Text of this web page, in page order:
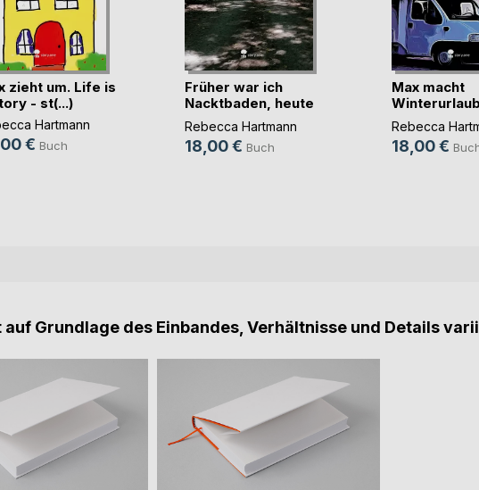
zieht um. Life is
- st(...)
Hartmann
€ Buch
Früher war ich
Nacktbaden, heute
g(...)
Rebecca Hartmann
18,00 € Buch
Max macht
a (...)
Rebecca
18,00 €
Grundlage des Einbandes, Verhältnisse und Details